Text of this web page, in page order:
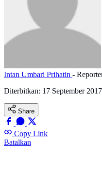
Intan Umbari Prihatin -
Diterbitkan: 17 September
Share
Copy Link
Batalkan